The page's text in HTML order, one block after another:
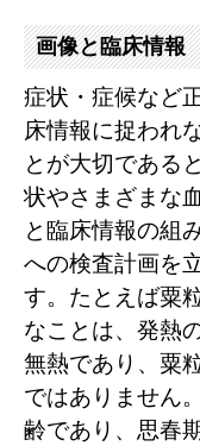
画像と臨床情報
症状・症候など
床情報に捉われ
とが大切である
状やさまざまな
と臨床情報の組
への検査計画を
す。たとえば粟
なことは、発熱
無熱であり、粟
ではありません
齢であり、思春